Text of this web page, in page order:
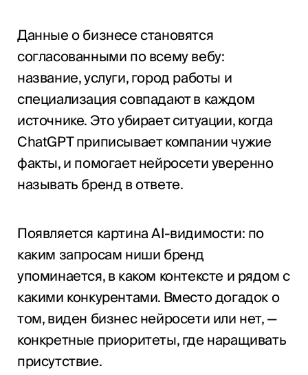
Данные о бизнесе становятся
согласованными по всему вебу:
название, услуги, город работы и
специализация совпадают в каждом
источнике. Это убирает ситуации, когда
ChatGPT приписывает компании чужие
факты, и помогает нейросети уверенно
называть бренд в ответе.
Появляется картина AI-видимости: по
каким запросам ниши бренд
упоминается, в каком контексте и рядом с
какими конкурентами. Вместо догадок о
том, виден бизнес нейросети или нет, —
конкретные приоритеты, где наращивать
присутствие.